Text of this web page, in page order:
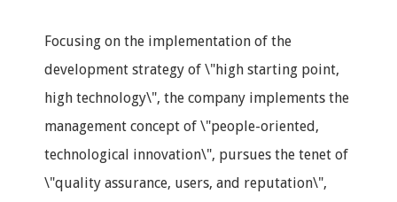
Focusing on the implementation of the
development strategy of \"high starting point,
high technology\", the company implements the
management concept of \"people-oriented,
technological innovation\", pursues the tenet of
\"quality assurance, users, and reputation\",